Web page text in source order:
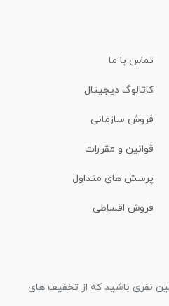
تماس با ما
کاتالوگ دیجیتال
فروش سازمانی
قوانین و مقررات
پرسش های متداول
فروش اقساطی
نفری باشید که از تخفیف های